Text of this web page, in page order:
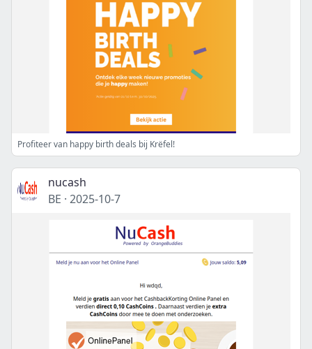
Profiteer van happy birth deals bij Krëfel!
nucash
BE · 2025-10-7